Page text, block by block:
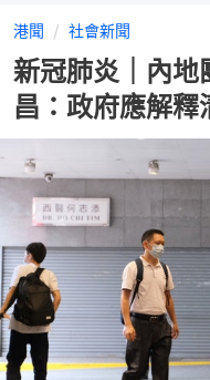
港聞 社會新聞
新冠肺炎｜內
昌：政府應解釋